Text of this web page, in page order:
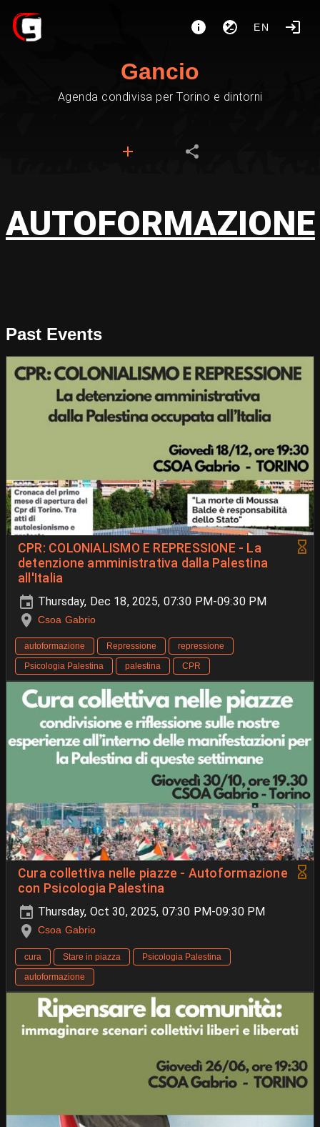
EN
Gancio
Agenda condivisa per Torino e dintorni
AUTOFORMAZIONE
Past Events
CPR: COLONIALISMO E REPRESSIONE - La
detenzione amministrativa dalla Palestina
all'Italia
Thursday, Dec 18, 2025, 07:30 PM-09:30 PM
Csoa Gabrio
autoformazione Repressione
repressione
Psicologia Palestina
palestina CPR
Cura collettiva nelle piazze - Autoformazione
con Psicologia Palestina
Thursday, Oct 30, 2025, 07:30 PM-09:30 PM
Csoa Gabrio
cura Stare in piazza
Psicologia Palestina
autoformazione